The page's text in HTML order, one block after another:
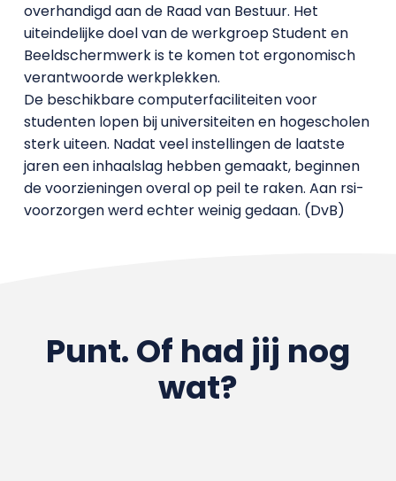
overhandigd aan de Raad van Bestuur. Het
uiteindelijke doel van de werkgroep Student en
Beeldschermwerk is te komen tot ergonomisch
verantwoorde werkplekken.
De beschikbare computerfaciliteiten voor
studenten lopen bij universiteiten en hogescholen
sterk uiteen. Nadat veel instellingen de laatste
jaren een inhaalslag hebben gemaakt, beginnen
de voorzieningen overal op peil te raken. Aan rsi-
voorzorgen werd echter weinig gedaan. (DvB)
Punt. Of had jij nog
wat?